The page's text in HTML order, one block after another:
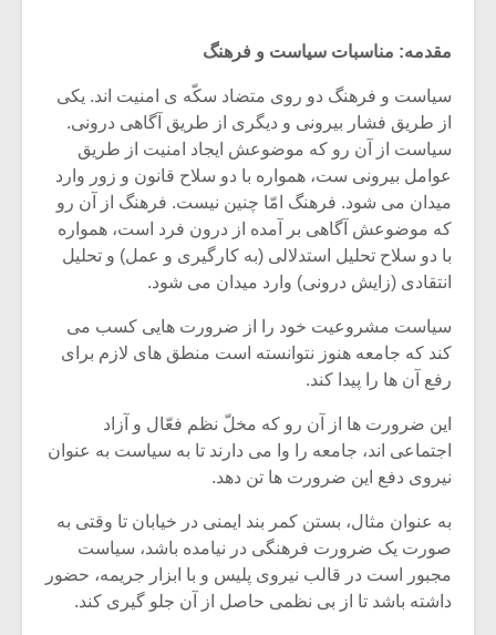
مقدمه: مناسبات سیاست و فرهنگ
سیاست و فرهنگ دو روی متضاد سکّه ی امنیت اند. یکی
از طریق فشار بیرونی و دیگری از طریق آگاهی درونی.
سیاست از آن رو که موضوعش ایجاد امنیت از طریق
عوامل بیرونی ست، همواره با دو سلاح قانون و زور وارد
میدان می شود. فرهنگ امّا چنین نیست. فرهنگ از آن رو
که موضوعش آگاهی بر آمده از درون فرد است، همواره
با دو سلاح تحلیل استدلالی (به کارگیری و عمل) و تحلیل
انتقادی (زایش درونی) وارد میدان می شود.
سیاست مشروعیت خود را از ضرورت هایی کسب می
کند که جامعه هنوز نتوانسته است منطق های لازم برای
رفع آن ها را پیدا کند.
این ضرورت ها از آن رو که مخلّ نظم فعّال و آزاد
اجتماعی اند، جامعه را وا می دارند تا به سیاست به عنوان
نیروی دفع این ضرورت ها تن دهد.
به عنوان مثال، بستن کمر بند ایمنی در خیابان تا وقتی به
صورت یک ضرورت فرهنگی در نیامده باشد، سیاست
مجبور است در قالب نیروی پلیس و با ابزار جریمه، حضور
داشته باشد تا از بی نظمی حاصل از آن جلو گیری کند.
میکلوش روژا